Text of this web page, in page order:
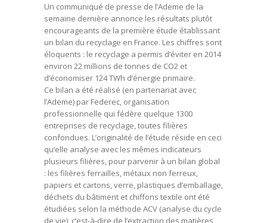
Un communiqué de presse de l’Ademe de la
semaine dernière annonce les résultats plutôt
encourageants de la première étude établissant
un bilan du recyclage en France. Les chiffres sont
éloquents : le recyclage a permis d’éviter en 2014
environ 22 millions de tonnes de CO2 et
d’économiser 124 TWh d’énergie primaire.
Ce bilan a été réalisé (en partenariat avec
l’Ademe) par Federec, organisation
professionnelle qui fédère quelque 1300
entreprises de recyclage, toutes filières
confondues. L’originalité de l’étude réside en ceci
qu’elle analyse avec les mêmes indicateurs
plusieurs filières, pour parvenir à un bilan global
: les filières ferrailles, métaux non ferreux,
papiers et cartons, verre, plastiques d’emballage,
déchets du bâtiment et chiffons textile ont été
étudiées selon la méthode ACV (analyse du cycle
de vie), c’est-à-dire de l’extraction des matières